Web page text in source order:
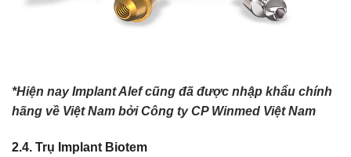
*Hiện nay Implant Alef cũng đã được nhập khẩu chính
hãng về Việt Nam bởi Công ty CP Winmed Việt Nam
2.4. Trụ Implant Biotem